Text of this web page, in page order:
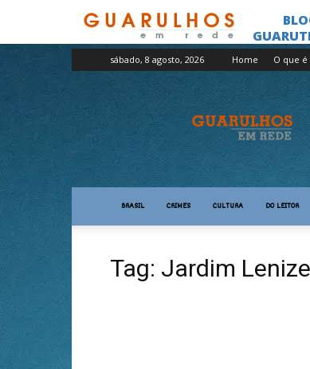
sábado, 8 agosto, 2026 Home O que é
Guarulhos
em
Rede
BRASIL CRIMES CULTURA DO LEITOR
Tag: Jardim Lenize